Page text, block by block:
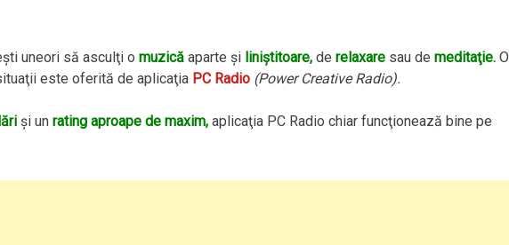
uneori să asculţi o muzicăaparte şi liniştitoare,de relaxaresau de meditaţie.O
este oferită de aplicaţia PC Radio (Power Creative Radio).
şi un rating aproape de maxim,aplicaţia PC Radio chiar funcţionează bine pe